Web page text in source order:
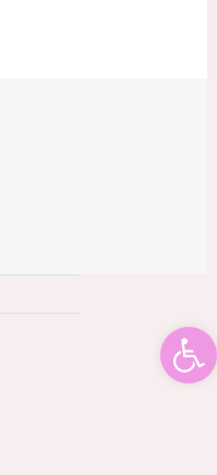
פתח סרגל נגישות